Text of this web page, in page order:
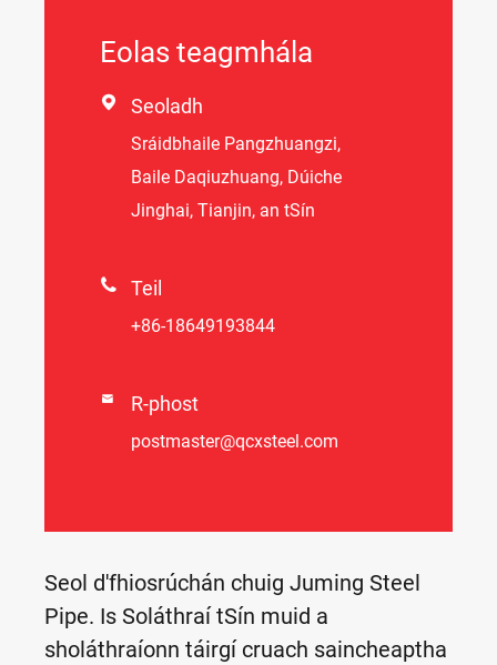
Eolas teagmhála
 Seoladh
Sráidbhaile Pangzhuangzi,
Baile Daqiuzhuang, Dúiche
Jinghai, Tianjin, an tSín
 Teil
+86-18649193844
 R-phost
postmaster@qcxsteel.com
Seol d'fhiosrúchán chuig Juming Steel
Pipe. Is Soláthraí tSín muid a
sholáthraíonn táirgí cruach saincheaptha